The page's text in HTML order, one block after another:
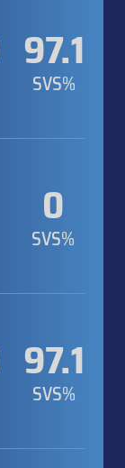
97.1
SVS%
0
SVS%
97.1
SVS%